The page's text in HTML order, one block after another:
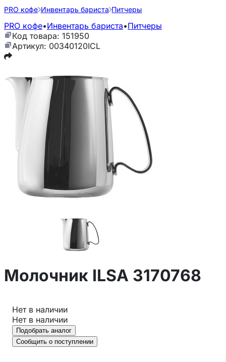
PRO кофе Инвентарь бариста Питчеры
PRO кофе•Инвентарь бариста•Питчеры
Код товара: 151950
Артикул: 00340120ICL
Молочник ILSA 3170768
Нет в наличии
Нет в наличии
Подобрать аналог
Сообщить о поступлении